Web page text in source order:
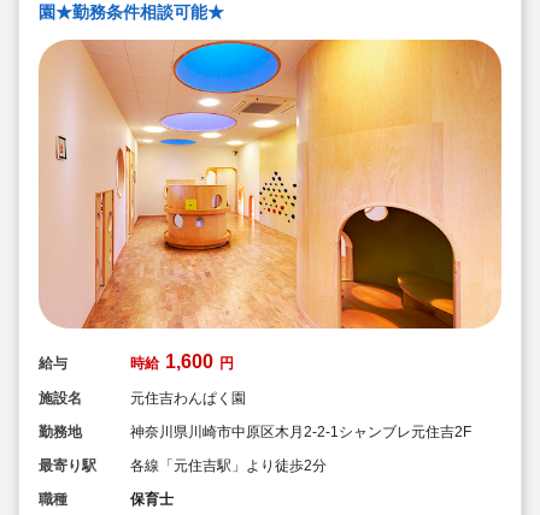
園★勤務条件相談可能★
給与 時給 1,600 円
施設名
元住吉わんぱく園
勤務地
神奈川県川崎市中原区木月2-2-1シャンブレ元住吉2F
最寄り駅
各線「元住吉駅」より徒歩2分
職種
保育士